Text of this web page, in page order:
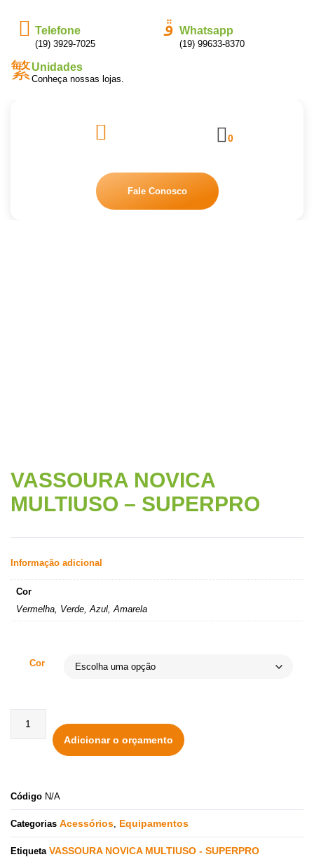
Telefone
(19) 3929-7025
Whatsapp
(19) 99633-8370
Unidades
Conheça nossas lojas.
0
Fale Conosco
VASSOURA NOVICA
MULTIUSO – SUPERPRO
Informação adicional
Cor
Vermelha, Verde, Azul, Amarela
Cor
Adicionar o orçamento
Código N/A
Categorias Acessórios Equipamentos
Etiqueta VASSOURA NOVICA MULTIUSO - SUPERPRO